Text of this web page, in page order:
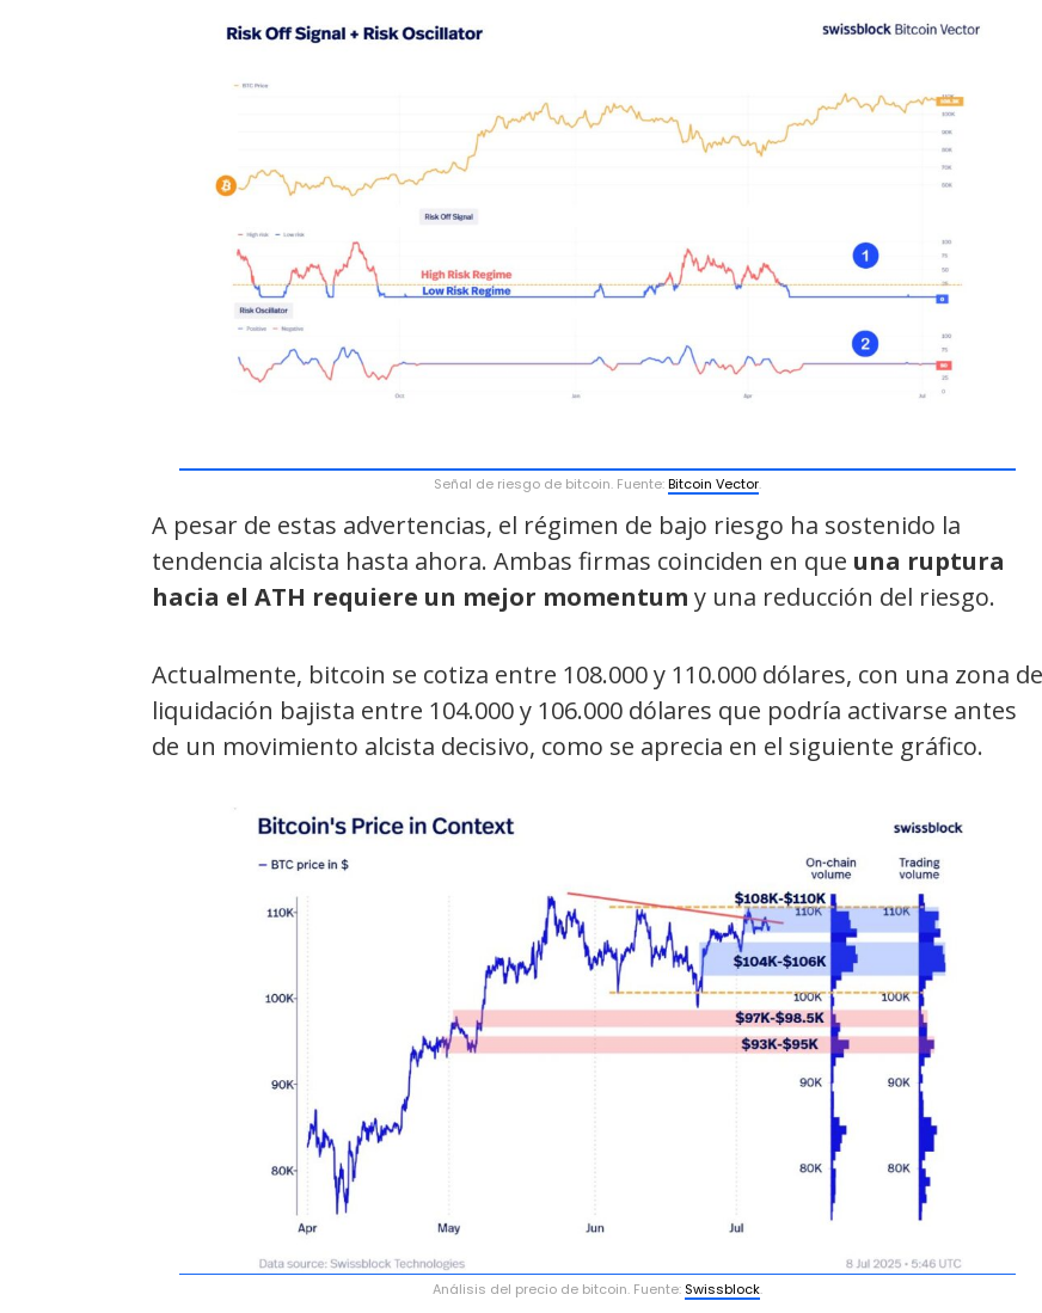
Señal de riesgo de bitcoin. Fuente:Bitcoin Vector.
A pesar de estas advertencias, el régimen de bajo riesgo ha sostenido la
tendencia alcista hasta ahora. Ambas firmas coinciden en que una ruptura
hacia el ATH requiere un mejor momentum y una reducción del riesgo.
Actualmente, bitcoin se cotiza entre 108.000 y 110.000 dólares, con una zona de
liquidación bajista entre 104.000 y 106.000 dólares que podría activarse antes
de un movimiento alcista decisivo, como se aprecia en el siguiente gráfico.
Análisis del precio de bitcoin. Fuente: Swissblock.